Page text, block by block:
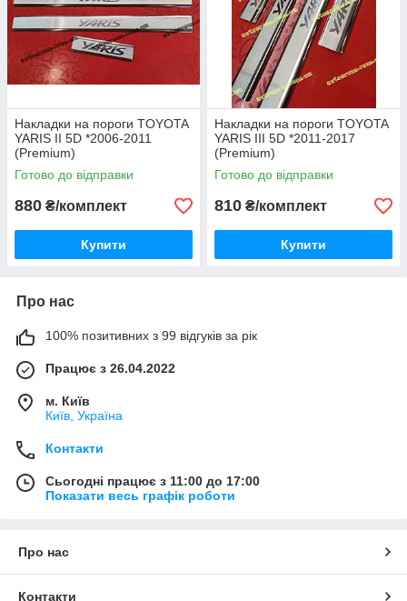
Накладки на пороги TOYOTA
YARIS II 5D *2006-2011
(Premium)
Готово до відправки
880 ₴/комплект
Купити
Накладки на пороги TOYOTA
YARIS III 5D *2011-2017
(Premium)
Готово до відправки
810 ₴/комплект
Купити
Про нас
100% позитивних з 99 відгуків за рік
Працює з 26.04.2022
м. Київ
Київ, Україна
Контакти
Сьогодні працює з 11:00 до 17:00
Показати весь графік роботи
Про нас
Контакти